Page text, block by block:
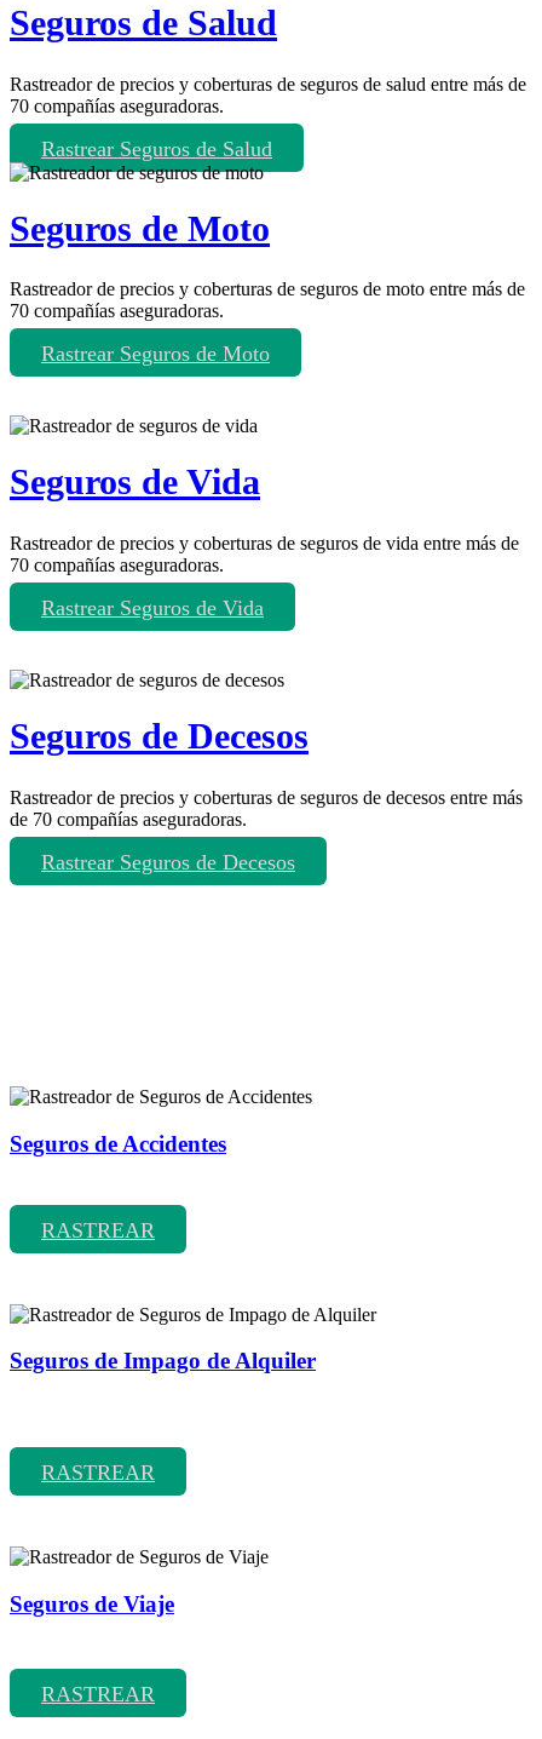
Seguros de Salud
Rastreador de precios y coberturas de seguros de salud entre más de
70 compañías aseguradoras.
Rastrear Seguros de Salud
Seguros de Moto
Rastreador de precios y coberturas de seguros de moto entre más de
70 compañías aseguradoras.
Rastrear Seguros de Moto
Seguros de Vida
Rastreador de precios y coberturas de seguros de vida entre más de
70 compañías aseguradoras.
Rastrear Seguros de Vida
Seguros de Decesos
Rastreador de precios y coberturas de seguros de decesos entre más
de 70 compañías aseguradoras.
Rastrear Seguros de Decesos
Seguros de Accidentes
RASTREAR
Seguros de Impago de Alquiler
RASTREAR
Seguros de Viaje
RASTREAR